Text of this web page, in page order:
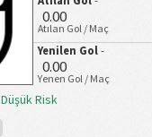
0.00
Atılan Gol / Maç
Yenilen Gol -
0.00
Yenen Gol / Maç
Düşük Risk